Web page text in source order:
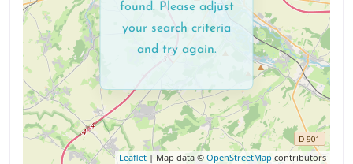
Leaflet | Map data © OpenStreetMap contributors
found. Please adjust
your search criteria
and try again.